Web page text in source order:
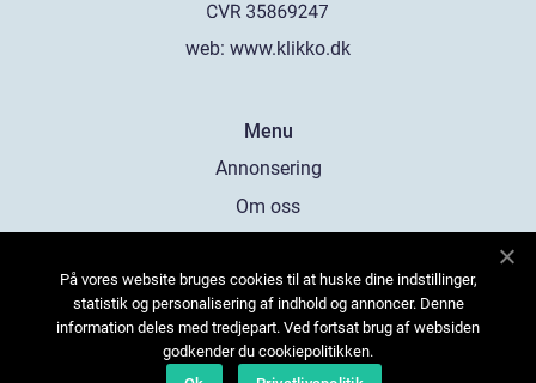
web: www.klikko.dk
Menu
Annonsering
Om oss
Kontakta oss
Sitemap
På vores website bruges cookies til at huske dine indstillinger,
statistik og personalisering af indhold og annoncer. Denne
information deles med tredjepart. Ved fortsat brug af websiden
godkender du cookiepolitikken.